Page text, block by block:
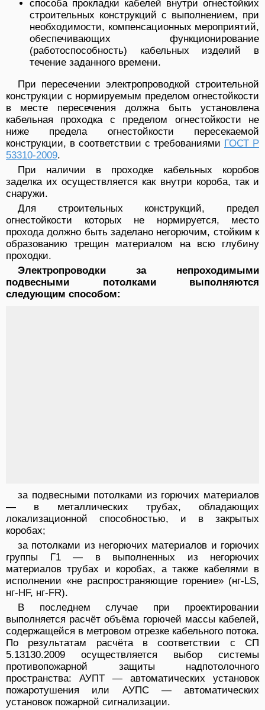
способа прокладки кабелей внутри огнестойких
строительных конструкций с выполнением, при
необходимости, компенсационных мероприятий,
обеспечивающих функционирование
(работоспособность) кабельных изделий в
течение заданного времени.
При пересечении электропроводкой строительной
конструкции с нормируемым пределом огнестойкости
в месте пересечения должна быть установлена
кабельная проходка с пределом огнестойкости не
ниже предела огнестойкости пересекаемой
конструкции, в соответствии с требованиями ГОСТ Р
53310-2009.
При наличии в проходке кабельных коробов
заделка их осуществляется как внутри короба, так и
снаружи.
Для строительных конструкций, предел
огнестойкости которых не нормируется, место
прохода должно быть заделано негорючим, стойким к
образованию трещин материалом на всю глубину
проходки.
Электропроводки за непроходимыми
подвесными потолками выполняются
следующим способом:
за подвесными потолками из горючих материалов
— в металлических трубах, обладающих
локализационной способностью, и в закрытых
коробах;
за потолками из негорючих материалов и горючих
группы Г1 — в выполненных из негорючих
материалов трубах и коробах, а также кабелями в
исполнении «не распространяющие горение» (нг-LS,
нг-HF, нг-FR).
В последнем случае при проектировании
выполняется расчёт объёма горючей массы кабелей,
содержащейся в метровом отрезке кабельного потока.
По результатам расчёта в соответствии с СП
5.13130.2009 осуществляется выбор системы
противопожарной защиты надпотолочного
пространства: АУПТ — автоматических установок
пожаротушения или АУПС — автоматических
установок пожарной сигнализации.